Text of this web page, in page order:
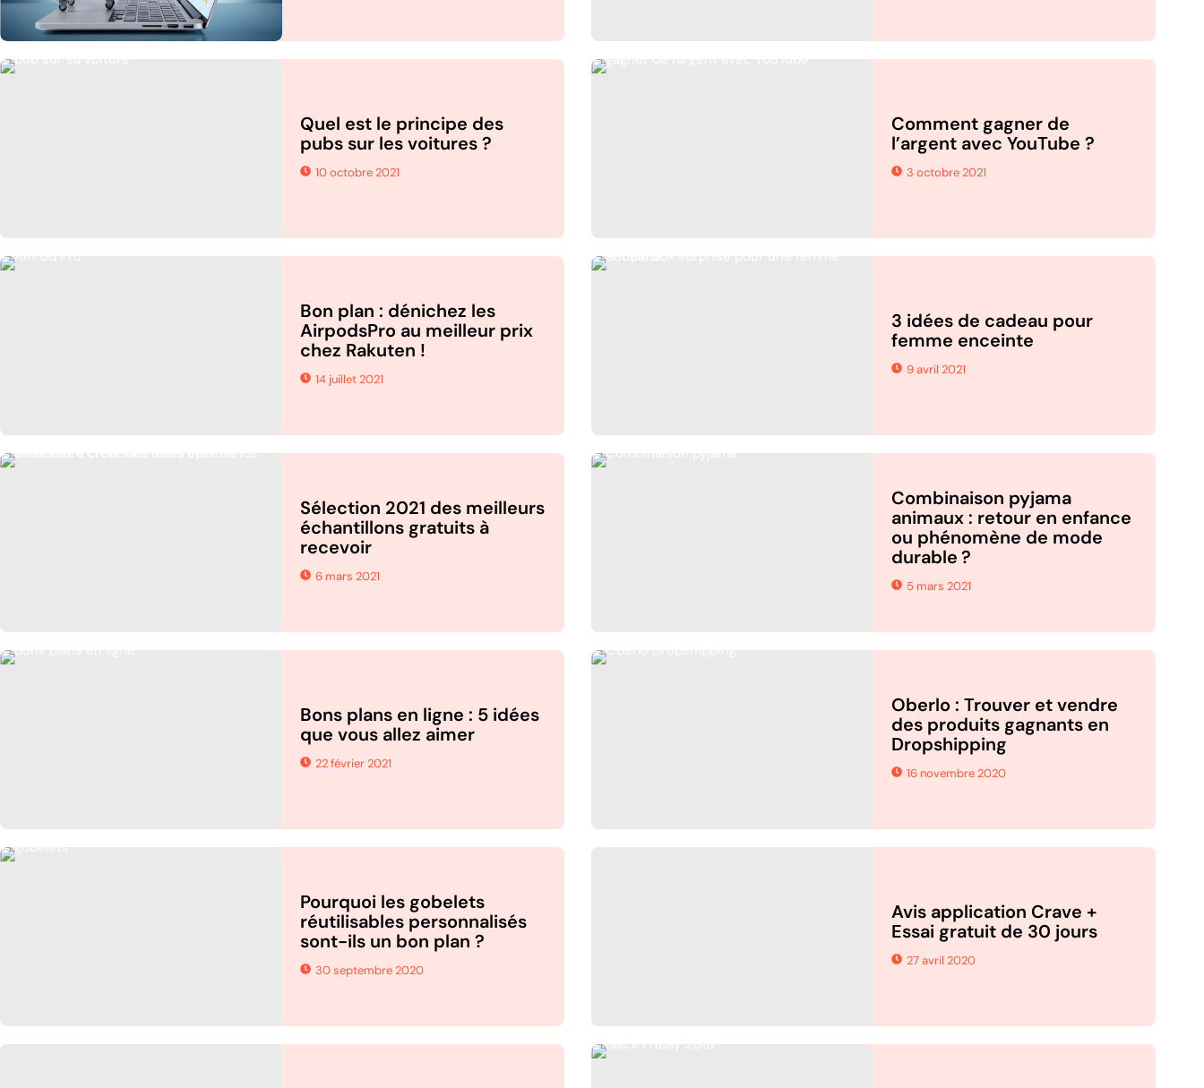
Quel est le principe des
pubs sur les voitures ?
10 octobre 2021
Comment gagner de
l’argent avec YouTube ?
3 octobre 2021
Bon plan : dénichez les
AirpodsPro au meilleur prix
chez Rakuten !
14 juillet 2021
3 idées de cadeau pour
femme enceinte
9 avril 2021
Sélection 2021 des meilleurs
échantillons gratuits à
recevoir
6 mars 2021
Combinaison pyjama
animaux : retour en enfance
ou phénomène de mode
durable ?
5 mars 2021
Bons plans en ligne : 5 idées
que vous allez aimer
22 février 2021
Oberlo : Trouver et vendre
des produits gagnants en
Dropshipping
16 novembre 2020
Pourquoi les gobelets
réutilisables personnalisés
sont-ils un bon plan ?
30 septembre 2020
Avis application Crave +
Essai gratuit de 30 jours
27 avril 2020